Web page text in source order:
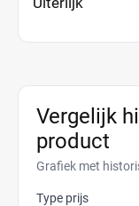
Vergelijk
product
Grafiek met
Type prijs